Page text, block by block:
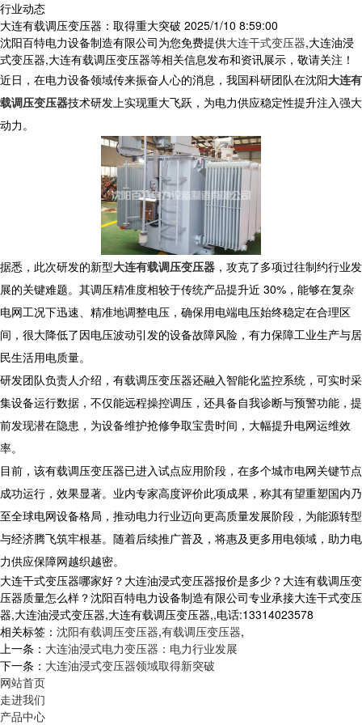
行业动态
大连有载调压变压器：取得重大突破 2025/1/10 8:59:00
沈阳百特电力设备制造有限公司为您免费提供大连干式变压器,大连油浸
式变压器,大连有载调压变压器等相关信息发布和资讯展示，敬请关注！
近日，在电力设备领域传来振奋人心的消息，我国科研团队在沈阳大连有
载调压变压器技术研发上实现重大飞跃，为电力供应稳定性提升注入强大
动力。
据悉，此次研发的新型大连有载调压变压器 ，攻克了多项过往制约行业发
展的关键难题。其调压精准度相较于传统产品提升近 30%，能够在复杂
电网工况下迅速、精准地调整电压，确保用电端电压始终稳定在合理区
间，很大降低了因电压波动引发的设备故障风险，有力保障工业生产与居
民生活用电质量。
研发团队负责人介绍，有载调压变压器还融入智能化监控系统，可实时采
集设备运行数据，不仅能远程操控调压，还具备自我诊断与预警功能，提
前发现潜在隐患，为设备维护抢修争取宝贵时间，大幅提升电网运维效
率。
目前，该有载调压变压器已进入试点应用阶段，在多个城市电网关键节点
成功运行，效果显著。业内专家高度评价此项成果，称其有望重塑国内乃
至全球电网设备格局，推动电力行业迈向更高质量发展阶段，为能源转型
与经济腾飞筑牢根基。随着后续推广普及，将惠及更多用电领域，助力电
力供应保障网越织越密。
大连干式变压器哪家好？大连油浸式变压器报价是多少？大连有载调压变
压器质量怎么样？沈阳百特电力设备制造有限公司专业承接大连干式变压
器,大连油浸式变压器,大连有载调压变压器,,电话:13314023578
相关标签： 沈阳有载调压变压器,有载调压变压器,
上一条： 大连油浸式电力变压器：电力行业发展
下一条： 大连油浸式变压器领域取得新突破
网站首页
走进我们
产品中心